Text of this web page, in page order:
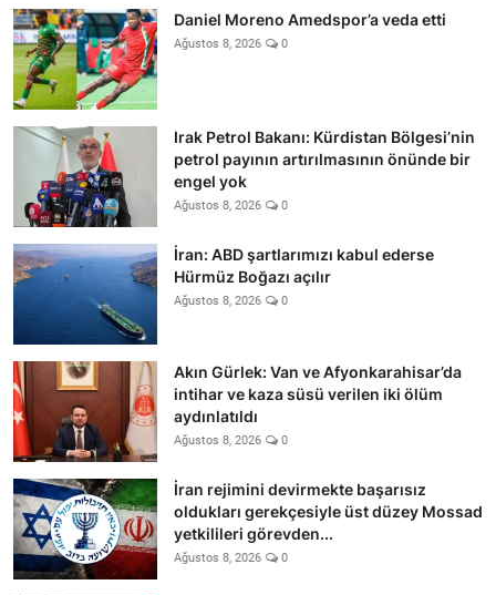
Daniel Moreno Amedspor’a veda etti
Ağustos 8, 2026 0
Irak Petrol Bakanı: Kürdistan Bölgesi’nin
petrol payının artırılmasının önünde bir
engel yok
Ağustos 8, 2026 0
İran: ABD şartlarımızı kabul ederse
Hürmüz Boğazı açılır
Ağustos 8, 2026 0
Akın Gürlek: Van ve Afyonkarahisar’da
intihar ve kaza süsü verilen iki ölüm
aydınlatıldı
Ağustos 8, 2026 0
İran rejimini devirmekte başarısız
oldukları gerekçesiyle üst düzey Mossad
yetkilileri görevden...
Ağustos 8, 2026 0